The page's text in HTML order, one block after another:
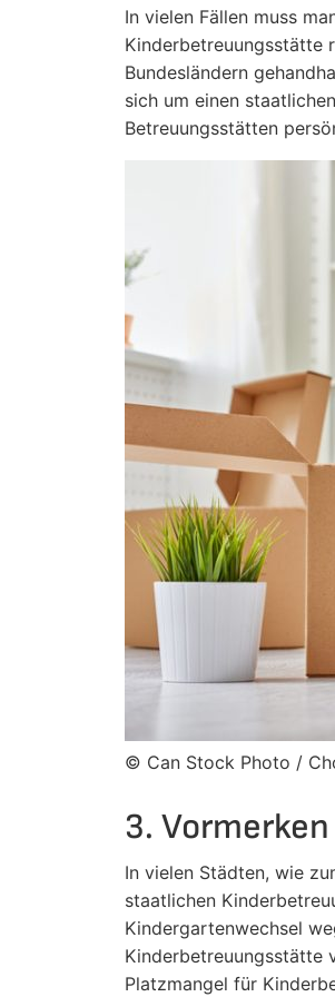
In vielen Fällen muss
Kinderbetreuungsstätte
Bundesländern
sich um einen
Betreuungsstätten
© Can Stock Photo /
3.
In vielen Städten, wie
staatlichen
Kindergartenwechsel
Kinderbetreuungsstätte
Platzmangel für